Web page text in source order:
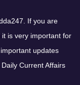
If you are
is very important for
updates
Current Affairs